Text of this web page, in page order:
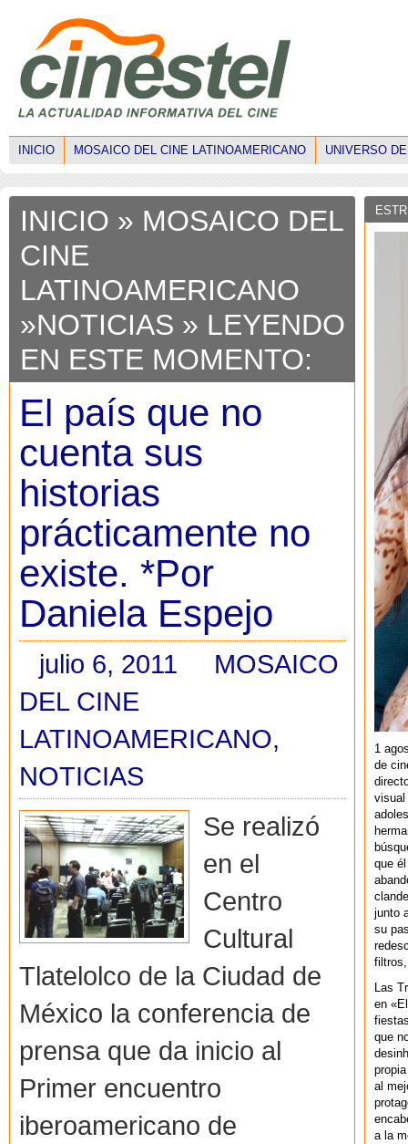
INICIO MOSAICO DEL CINE LATINOAMERICANO UNIVERSO
INICIO » MOSAICO DEL
CINE
LATINOAMERICANO
»NOTICIAS » LEYENDO
EN ESTE MOMENTO:
El país que no
cuenta sus
historias
prácticamente no
existe. *Por
Daniela Espejo
julio 6, 2011
MOSAICO
DEL CINE
LATINOAMERICANO,
NOTICIAS
Se realizó
en el
Centro
Cultural
Tlatelolco de la Ciudad de
México la conferencia de
prensa que da inicio al
Primer encuentro
iberoamericano de
1
de
visual
que
junto
su
filtros,
Las
en
que
al
a la